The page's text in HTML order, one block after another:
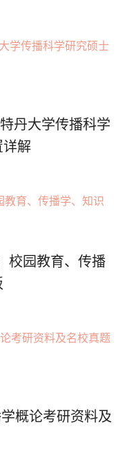
丹大学传播科学
详解
校园教育、传播
概论考研资料及